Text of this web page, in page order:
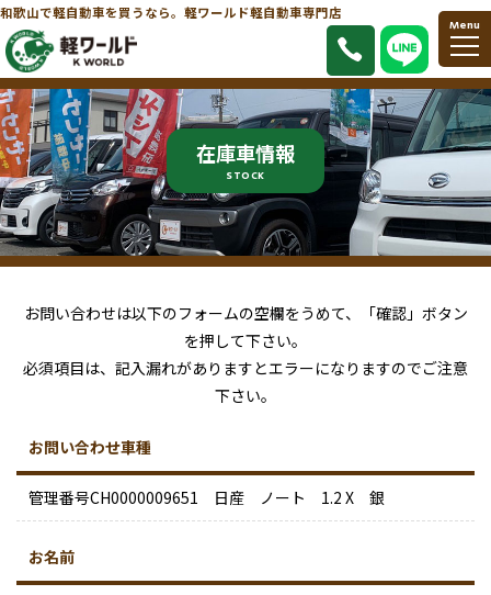
和歌山で軽自動車を買うなら。軽ワールド軽自動車専門店
Menu
在庫車情報
STOCK
お問い合わせは以下のフォームの空欄をうめて、「確認」ボタン
を押して下さい。
必須項目は、記入漏れがありますとエラーになりますのでご注意
下さい。
お問い合わせ車種
管理番号CH0000009651 日産 ノート 1.2 X 銀
お名前